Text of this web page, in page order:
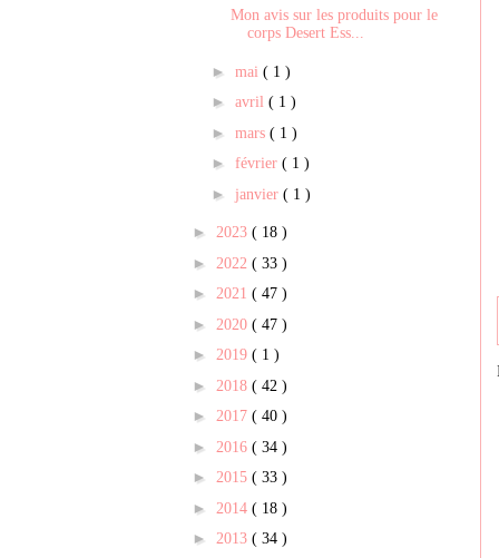
Mon avis sur les produits pour le
corps Desert Ess...
► mai ( 1 )
► avril ( 1 )
► mars ( 1 )
► février ( 1 )
► janvier ( 1 )
► 2023 ( 18 )
► 2022 ( 33 )
► 2021 ( 47 )
► 2020 ( 47 )
► 2019 ( 1 )
► 2018 ( 42 )
► 2017 ( 40 )
► 2016 ( 34 )
► 2015 ( 33 )
► 2014 ( 18 )
► 2013 ( 34 )